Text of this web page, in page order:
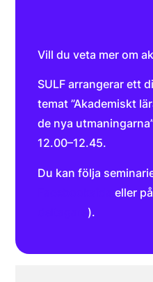
Vill du veta mer om
SULF arrangerar ett
temat ”Akademiskt
de nya
12.00–12.45.
Du kan följa
eller på
).